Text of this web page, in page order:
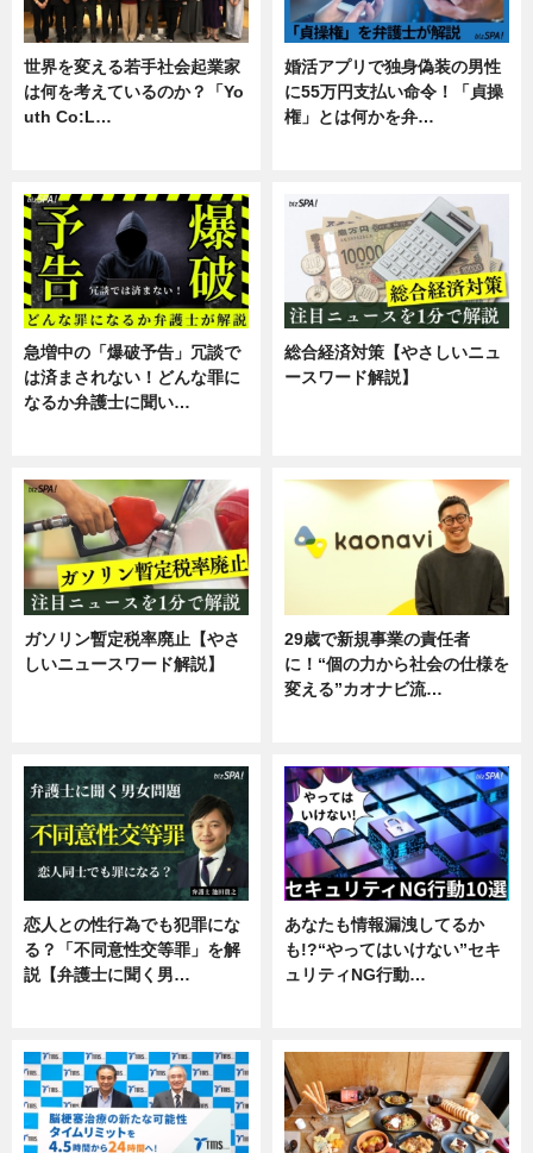
世界を変える若手社会起業家
は何を考えているのか？「Yo
uth Co:L…
婚活アプリで独身偽装の男性
に55万円支払い命令！「貞操
権」とは何かを弁…
急増中の「爆破予告」冗談で
は済まされない！どんな罪に
なるか弁護士に聞い…
総合経済対策【やさしいニュ
ースワード解説】
ガソリン暫定税率廃止【やさ
しいニュースワード解説】
29歳で新規事業の責任者
に！“個の力から社会の仕様を
変える”カオナビ流…
恋人との性行為でも犯罪にな
る？「不同意性交等罪」を解
説【弁護士に聞く男…
あなたも情報漏洩してるか
も!?“やってはいけない”セキ
ュリティNG行動…